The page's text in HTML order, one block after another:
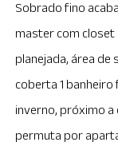
Sobrado fino
master com closet
planejada, área
coberta 1 banheiro
inverno, próximo
permuta por